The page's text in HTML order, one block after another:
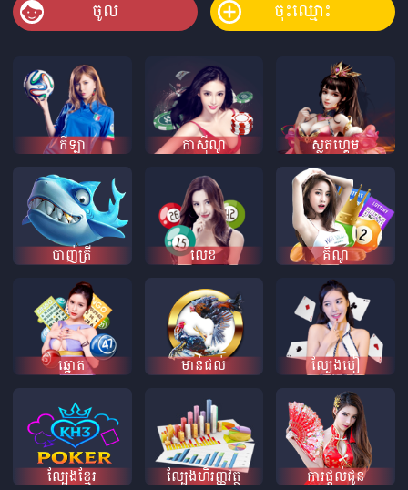
ចូល ចុះឈ្មោះ
កីឡា កាស៊ីណូ ស្លតហ្គេម
បាញ់ត្រី លេខ គីណូ
ឆ្នោត មាន់ជល់ ល្បែងបៀ
ល្បែងខ្មែរ ល្បែងហិរញ្ញវត្ថុ ការផ្តល់ជូន